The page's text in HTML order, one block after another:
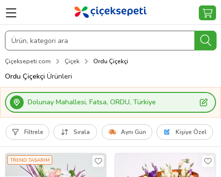
Çiçeksepeti.com Çiçek Ordu Çiçekçi
Ordu Çiçekçi Ürünleri
Dolunay Mahallesi, Fatsa, ORDU, Türkiye
Filtrele Sırala Aynı Gün Kişiye Özel
TREND TASARIM